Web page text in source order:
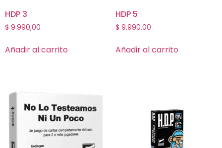
HDP 3
$ 9.990,00
Añadir al carrito
HDP 5
$ 9.990,00
Añadir al carrito